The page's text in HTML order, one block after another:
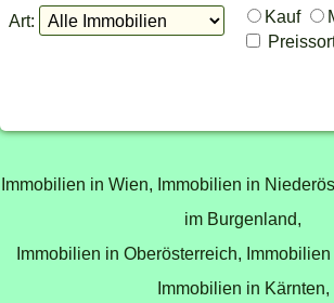
Art: Kauf
Immobilien in Wien, Immobilien in
im Burgenland,
Immobilien in Oberösterreich, Immobilien
Immobilien in Kärnten,